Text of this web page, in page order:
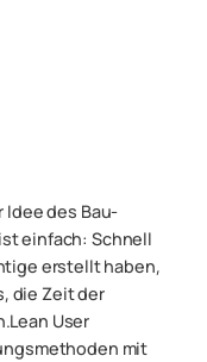
Idee des Bau-
einfach: Schnell
erstellt haben,
die Zeit der
User
mit